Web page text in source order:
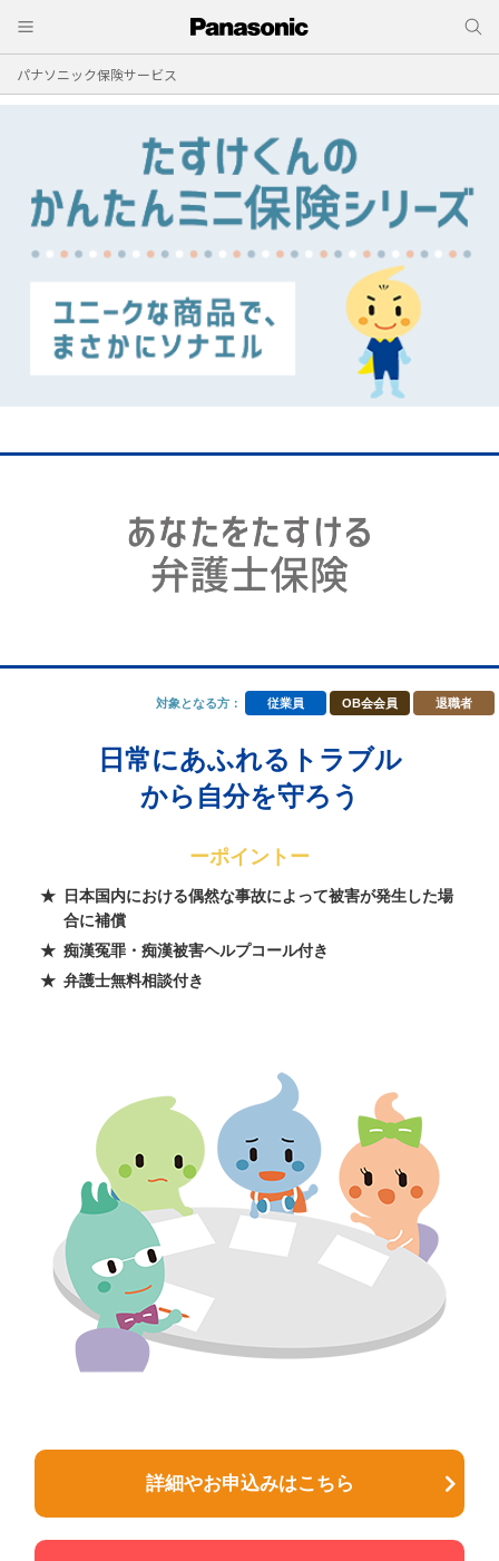
パナソニック保険サービス
対象となる方： 従業員 OB会会員 退職者
日常にあふれるトラブル
から自分を守ろう
ーポイントー
日本国内における偶然な事故によって被害が発生した場
合に補償
痴漢冤罪・痴漢被害ヘルプコール付き
弁護士無料相談付き
詳細やお申込みはこちら